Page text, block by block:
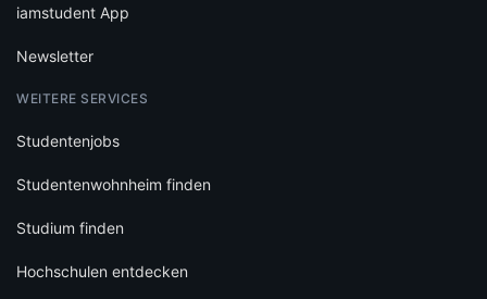
iamstudent App
Newsletter
WEITERE SERVICES
Studentenjobs
Studentenwohnheim finden
Studium finden
Hochschulen entdecken